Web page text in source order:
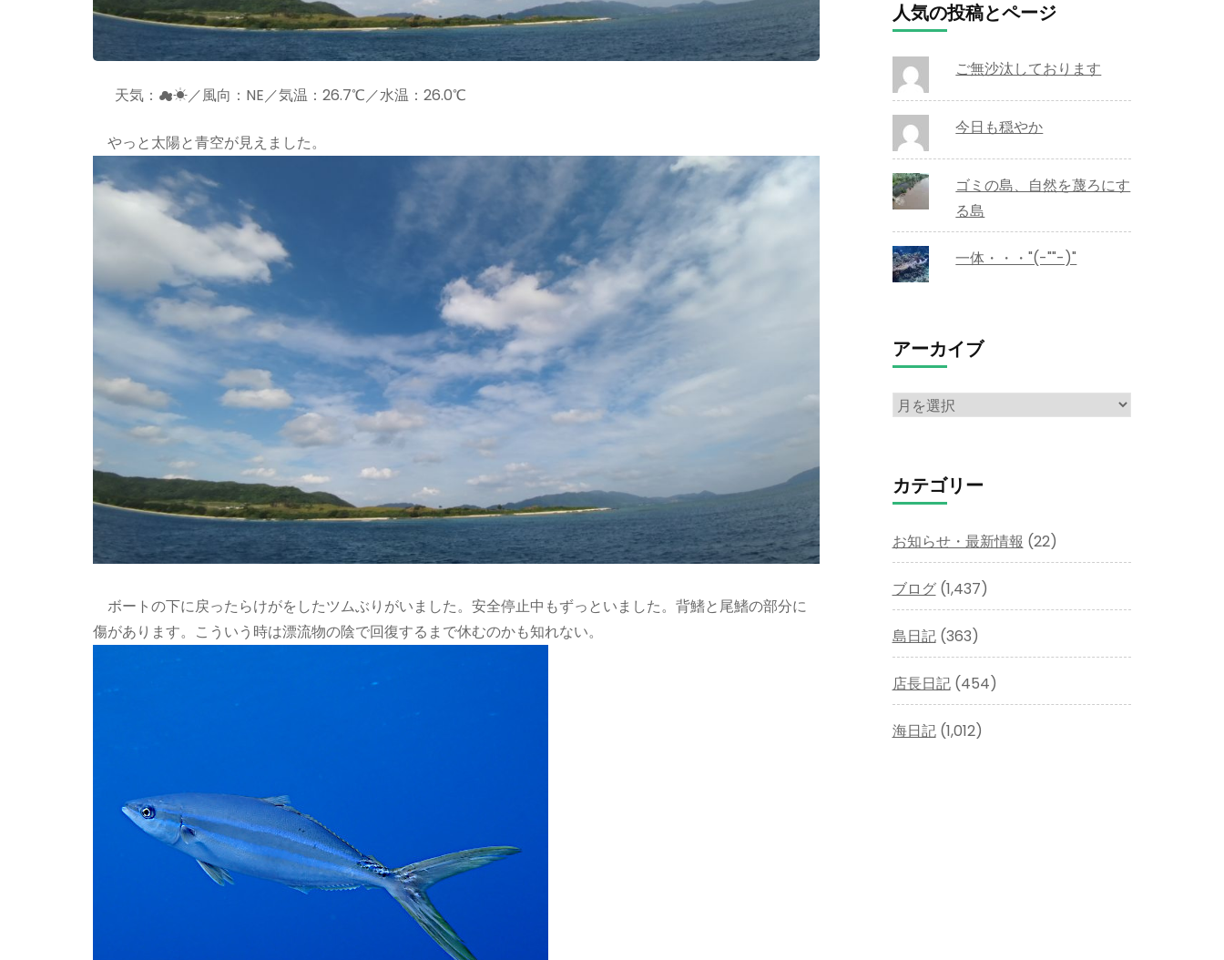
天気：☁☀／風向：NE／気温：26.7℃／水温：26.0℃
やっと太陽と青空が見えました。
ボートの下に戻ったらけがをしたツムぶりがいました。安全停止中もずっといました。背鰭と尾鰭の部分に
傷があります。こういう時は漂流物の陰で回復するまで休むのかも知れない。
人気の投稿とページ
ご無沙汰しております
今日も穏やか
ゴミの島、自然を蔑ろにす
る島
一体・・・"(-""-)"
アーカイブ
ア
イ
ブ
カテゴリー
お知らせ・最新情報 (22)
ブログ(1,437)
島日記(363)
店長日記(454)
海日記(1,012)